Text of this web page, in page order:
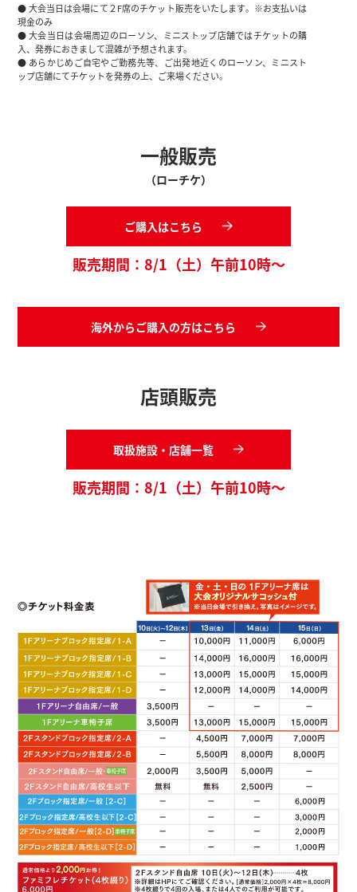
● 大会当日は会場にて２F席のチケット販売をいたします。※お支払いは
現金のみ
● 大会当日は会場周辺のローソン、ミニストップ店舗ではチケットの購
入、発券におきまして混雑が予想されます。
● あらかじめご自宅やご勤務先等、ご出発地近くのローソン、ミニスト
ップ店舗にてチケットを発券の上、ご来場ください。
一般販売
（ローチケ）
ご購入はこちら
販売期間：8/1（土）午前10時〜
海外からご購入の方はこちら
店頭販売
取扱施設・店舗一覧
販売期間：8/1（土）午前10時〜